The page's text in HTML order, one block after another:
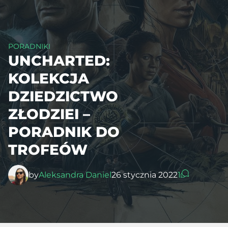
PORADNIKI
UNCHARTED:
KOLEKCJA
DZIEDZICTWO
ZŁODZIEI –
PORADNIK DO
TROFEÓW
byAleksandra Daniel26 stycznia 20221